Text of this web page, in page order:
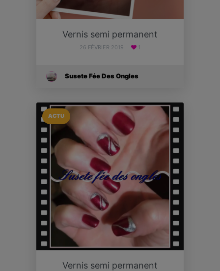
Vernis semi permanent
26 FÉVRIER 2019 1
Susete Fée Des Ongles
ACTU
Vernis semi permanent